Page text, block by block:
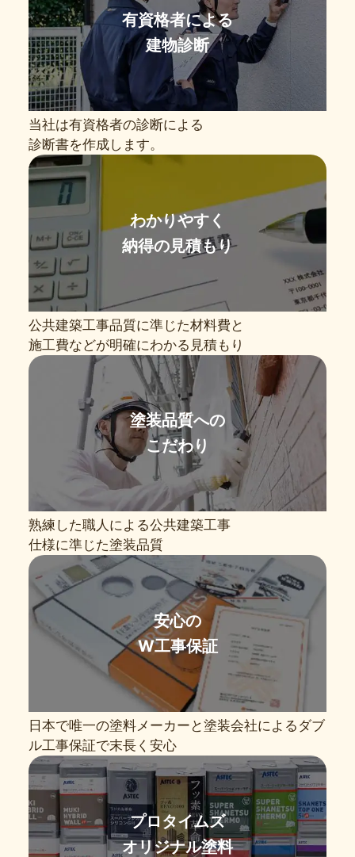
有資格者による
建物診断
当社は有資格者の診断による
診断書を作成します。
わかりやすく
納得の見積もり
公共建築工事品質に準じた材料費と
施工費などが明確にわかる見積もり
塗装品質への
こだわり
熟練した職人による公共建築工事
仕様に準じた塗装品質
安心の
W工事保証
日本で唯一の塗料メーカーと塗装会社によるダブ
ル工事保証で末長く安心
プロタイムズ
オリジナル塗料